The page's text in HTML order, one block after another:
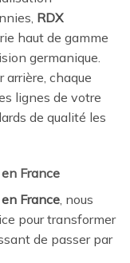
RDX
haut de gamme
germanique.
arrière, chaque
lignes de votre
de qualité les
France
France, nous
pour transformer
de passer par